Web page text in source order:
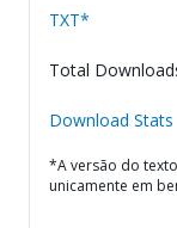
TXT*
Total
Download Stats
*A versão do
unicamente em